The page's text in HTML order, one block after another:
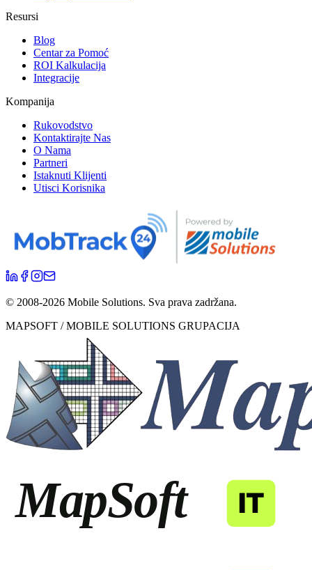
Resursi
Blog
Centar za Pomoć
ROI Kalkulacija
Integracije
Kompanija
Rukovodstvo
Kontaktirajte Nas
O Nama
Partneri
Istaknuti Klijenti
Utisci Korisnika
© 2008-2026 Mobile Solutions. Sva prava zadržana.
MAPSOFT / MOBILE SOLUTIONS GRUPACIJA
MapSoft IT